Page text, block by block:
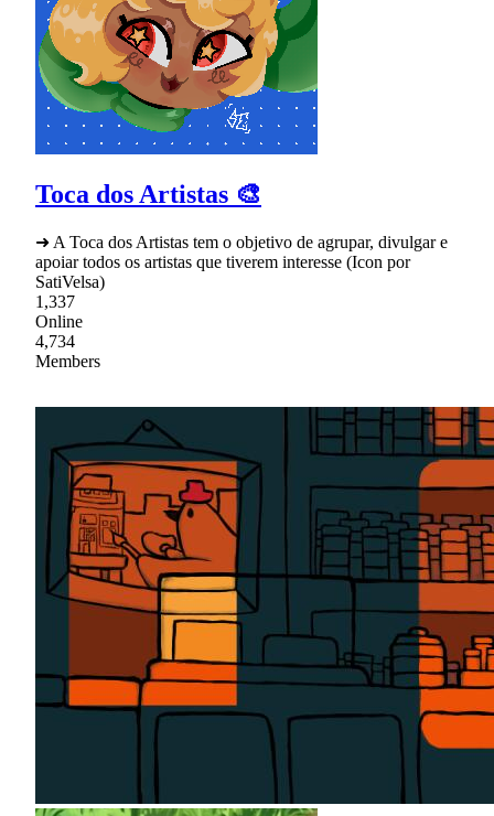
Toca dos Artistas 🎨
➜ A Toca dos Artistas tem o objetivo de agrupar, divulgar e
apoiar todos os artistas que tiverem interesse (Icon por
SatiVelsa)
1,337
Online
4,734
Members